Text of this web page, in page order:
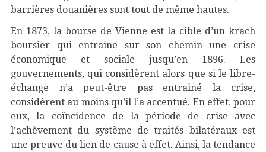
barrières douanières sont tout de même hautes.
En 1873, la bourse de Vienne est la cible d’un krach
boursier qui entraine sur son chemin une crise
économique et sociale jusqu’en 1896. Les
gouvernements, qui considèrent alors que si le libre-
échange n’a peut-être pas entrainé la crise,
considèrent au moins qu’il l’a accentué. En effet, pour
eux, la coïncidence de la période de crise avec
l’achèvement du système de traités bilatéraux est
une preuve du lien de cause à effet. Ainsi, la tendance